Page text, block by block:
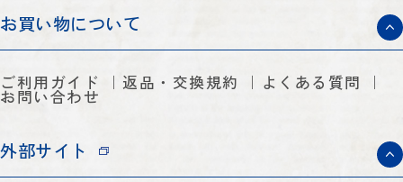
お買い物について
ご利用ガイド 返品・交換規約 よくある質問
お問い合わせ
外部サイト